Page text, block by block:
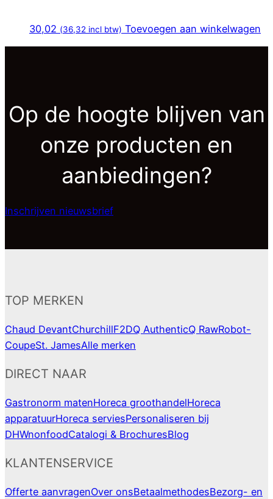
30,02 (36,32 incl btw) Toevoegen aan winkelwagen
Op de hoogte blijven van
onze producten en
aanbiedingen?
Inschrijven nieuwsbrief
TOP MERKEN
Chaud DevantChurchillF2DQ AuthenticQ RawRobot-
CoupeSt. JamesAlle merken
DIRECT NAAR
Gastronorm matenHoreca groothandelHoreca
apparatuurHoreca serviesPersonaliseren bij
DHWnonfoodCatalogi & BrochuresBlog
KLANTENSERVICE
Offerte aanvragenOver onsBetaalmethodesBezorg- en